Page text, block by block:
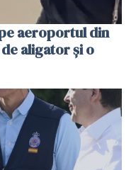
aeroportul din
aligator și o